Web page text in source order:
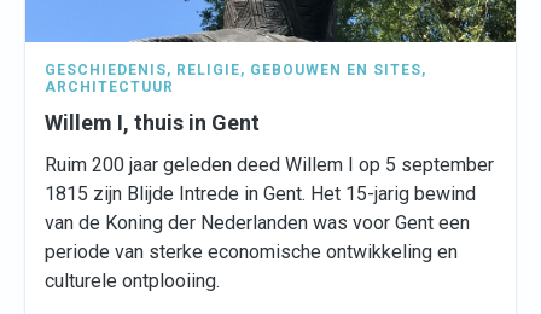
GESCHIEDENIS, RELIGIE, GEBOUWEN EN SITES,
ARCHITECTUUR
Willem I, thuis in Gent
Ruim 200 jaar geleden deed Willem I op 5 september
1815 zijn Blijde Intrede in Gent. Het 15-jarig bewind
van de Koning der Nederlanden was voor Gent een
periode van sterke economische ontwikkeling en
culturele ontplooiing.